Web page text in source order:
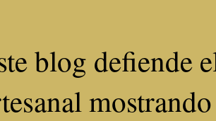
blog defiende